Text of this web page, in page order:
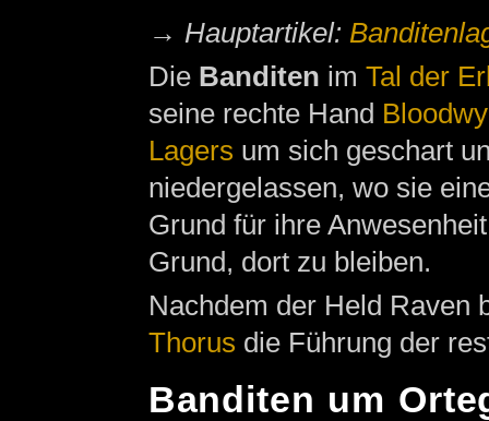
→ Hauptartikel:
Die Banditen im Tal der
seine rechte Hand
Lagers um sich geschart
niedergelassen, wo sie
Grund für ihre
Grund, dort zu bleiben.
Nachdem der Held Raven
Thorus die Führung der
Banditen um